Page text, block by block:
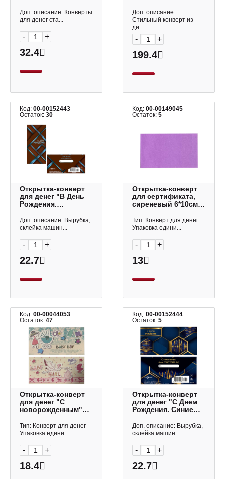
8,1*16,4см 9140
Квадра
Доп. описание: Конверты
для денег ста...
- +
32.4
Баллон
Доп. описание:
Стильный конверт из
ди...
- +
199.4
Код: 00-00152443
Остаток: 30
Открытка-конверт
для денег "В День
Рождения.
акцент" 8,3*16,7см
0322.771 Арт Дизайн
Доп. описание: Вырубка,
склейка машин...
- +
22.7
Код:00-00149045
Остаток:5
Открытка-конверт
для сертификата,
сиреневый 6*10см
Тип: Конверт для денег
Упаковка едини...
- +
13
Код: 00-00044053
Остаток: 47
Открытка-конверт
для денег "С
новорожденным"
Тип: Конверт для денег
Упаковка едини...
- +
18.4
Код:00-00152444
Остаток:5
Открытка-конверт
для денег "С Днем
Рождения. Синие
0322.774 Арт Дизайн
Доп. описание: Вырубка,
склейка машин...
- +
22.7